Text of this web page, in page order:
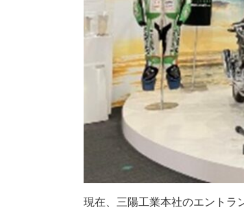
現在、三陽工業本社のエント